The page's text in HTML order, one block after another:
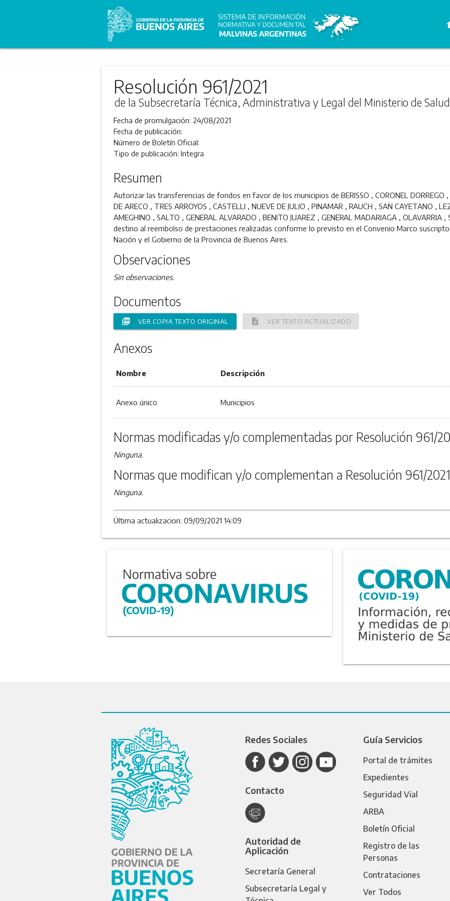
Resolución 961/2021
de la Subsecretaría Técnica, Administrativa y Legal del Ministerio de Salud
Fecha de promulgación: 24/08/2021
Fecha de publicación:
Número de Boletín Oficial:
Tipo de publicación: Integra
Resumen
Autorizar las transferencias de fondos en favor de los municipios de BERISSO , CORONEL DORREGO ,
DE ARECO , TRES ARROYOS , CASTELLI , NUEVE DE JULIO , PINAMAR , RAUCH , SAN CAYETANO ,
AMEGHINO , SALTO , GENERAL ALVARADO , BENITO JUAREZ , GENERAL MADARIAGA , OLAVARRIA
destino al reembolso de prestaciones realizadas conforme lo previsto en el Convenio Marco
Nación y el Gobierno de la Provincia de Buenos Aires.
Observaciones
Sin observaciones.
Documentos
picture_as_pdf VER COPIA TEXTO ORIGINAL description VER TEXTO ACTUALIZADO
Anexos
Nombre Descripción
Anexo único Municipios
Normas modificadas y/o complementadas por Resolución 961/
Ninguna.
Normas que modifican y/o complementan a Resolución 961/2021
Ninguna.
Última actualizacion: 09/09/2021 14:09
Redes Sociales
Contacto
Autoridad de
Aplicación
Secretaría General
Subsecretaría Legal y
Guía Servicios
Portal de trámites
Expedientes
Seguridad Vial
ARBA
Boletín Oficial
Registro de las
Personas
Contrataciones
Ver Todos